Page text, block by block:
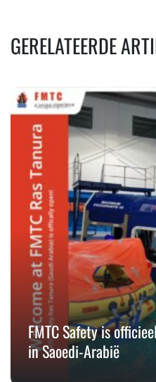
GERELATEERDE
FMTC Safety is
in Saoedi-Arabië